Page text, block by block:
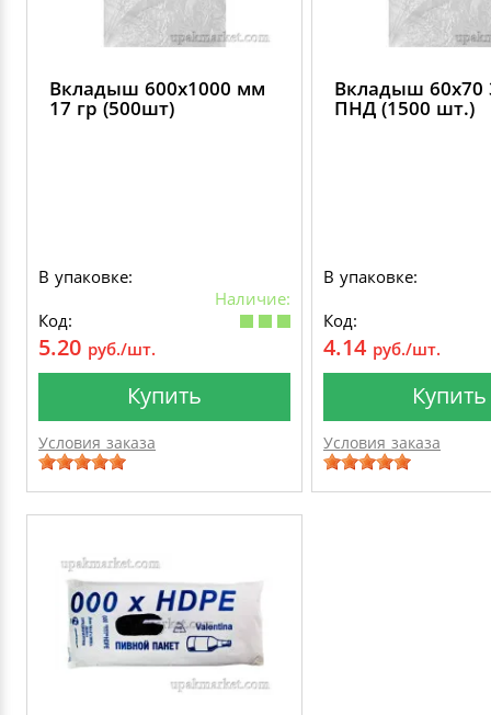
Вкладыш 600х1000 мм
17 гр (500шт)
В упаковке:
Наличие:
Код:
5.20 руб./шт.
Купить
Условия заказа
Вкладыш 60х70
ПНД (1500 шт.)
В упаковке:
Код:
4.14 руб./шт.
Купить
Условия заказа